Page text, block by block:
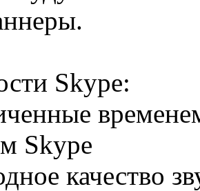
Skype:
Skype
качество